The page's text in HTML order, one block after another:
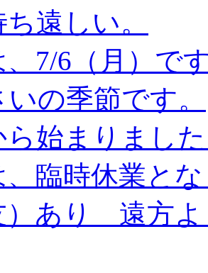
遠しい。
、7/6（月）で
の季節です。
ら始まりまし
、臨時休業と
）あり 遠方よ